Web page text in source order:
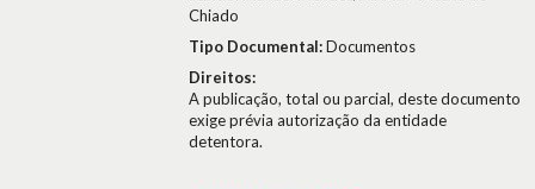
Chiado
Tipo Documental:Documentos
Direitos:
A publicação, total ou parcial, deste documento
exige prévia autorização da entidade
detentora.